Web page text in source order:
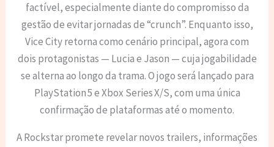
factível, especialmente diante do compromisso da
gestão de evitar jornadas de “crunch”. Enquanto isso,
Vice City retorna como cenário principal, agora com
dois protagonistas — Lucia e Jason — cuja jogabilidade
se alterna ao longo da trama. O jogo será lançado para
PlayStation 5 e Xbox Series X/S, com uma única
confirmação de plataformas até o momento.
A Rockstar promete revelar novos trailers, informações